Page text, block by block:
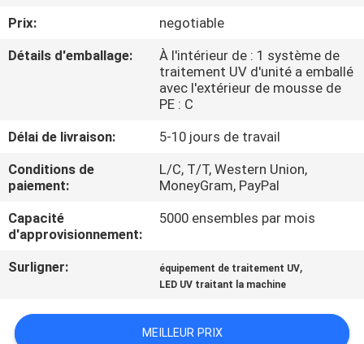
CONTRÔLE
DE
CONTACTEZ-
NOUS
NOUVELLES
DEMANDEZ
CITATION
Prix:
negotiable
Détails d'emballage:
À l'intérieur de : 1 système de
traitement UV d'unité a emballé
avec l'extérieur de mousse de
PE : C
Délai de livraison:
5-10 jours de travail
Conditions de
paiement:
L/C, T/T, Western Union,
MoneyGram, PayPal
Capacité
d'approvisionnement:
5000 ensembles par mois
Surligner: équipement de traitement UV,
LED UV traitant la machine
MEILLEUR PRIX